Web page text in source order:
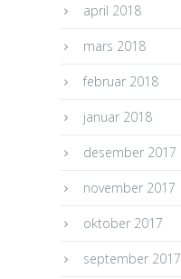
april 2018
mars 2018
februar 2018
januar 2018
desember 2017
november 2017
oktober 2017
september 2017